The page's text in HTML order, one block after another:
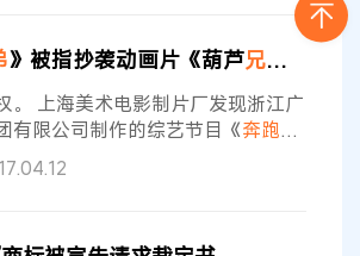
标经多年宣传和发展已具有很高知
与申请人形成了唯一对应关系，故
牌”商标的真正所有权
》被指抄袭动画片《葫芦兄弟
。 上海美术电影制片厂发现浙江广
有限公司制作的综艺节目《奔跑吧
7期《宋仲基来了！跑男齐变葫
用了《葫芦